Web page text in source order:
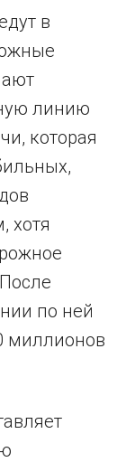
в
линию
которая
хотя
по ней
миллионов